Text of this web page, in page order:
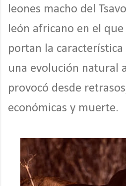
leones macho del
león africano en el
portan la
una evolución natural
provocó desde
económicas y muerte.